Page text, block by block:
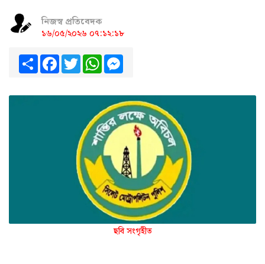
নিজস্ব প্রতিবেদক
১৬/০৫/২০২৬ ০৭:১২:১৮
ShareFacebook
TwitterWhatsApp
ছবি সংগৃহীত